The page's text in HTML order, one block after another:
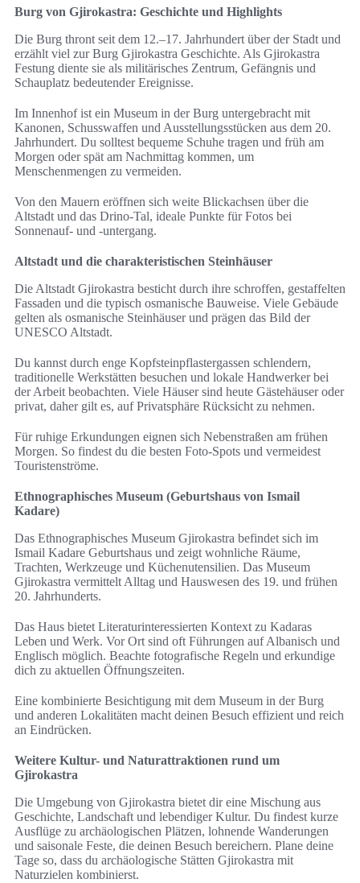
Burg von Gjirokastra: Geschichte und Highlights
Die Burg thront seit dem 12.–17. Jahrhundert über der Stadt und
erzählt viel zur Burg Gjirokastra Geschichte. Als Gjirokastra
Festung diente sie als militärisches Zentrum, Gefängnis und
Schauplatz bedeutender Ereignisse.
Im Innenhof ist ein Museum in der Burg untergebracht mit
Kanonen, Schusswaffen und Ausstellungsstücken aus dem 20.
Jahrhundert. Du solltest bequeme Schuhe tragen und früh am
Morgen oder spät am Nachmittag kommen, um
Menschenmengen zu vermeiden.
Von den Mauern eröffnen sich weite Blickachsen über die
Altstadt und das Drino-Tal, ideale Punkte für Fotos bei
Sonnenauf- und -untergang.
Altstadt und die charakteristischen Steinhäuser
Die Altstadt Gjirokastra besticht durch ihre schroffen, gestaffelten
Fassaden und die typisch osmanische Bauweise. Viele Gebäude
gelten als osmanische Steinhäuser und prägen das Bild der
UNESCO Altstadt.
Du kannst durch enge Kopfsteinpflastergassen schlendern,
traditionelle Werkstätten besuchen und lokale Handwerker bei
der Arbeit beobachten. Viele Häuser sind heute Gästehäuser oder
privat, daher gilt es, auf Privatsphäre Rücksicht zu nehmen.
Für ruhige Erkundungen eignen sich Nebenstraßen am frühen
Morgen. So findest du die besten Foto-Spots und vermeidest
Touristenströme.
Ethnographisches Museum (Geburtshaus von Ismail
Kadare)
Das Ethnographisches Museum Gjirokastra befindet sich im
Ismail Kadare Geburtshaus und zeigt wohnliche Räume,
Trachten, Werkzeuge und Küchenutensilien. Das Museum
Gjirokastra vermittelt Alltag und Hauswesen des 19. und frühen
20. Jahrhunderts.
Das Haus bietet Literaturinteressierten Kontext zu Kadaras
Leben und Werk. Vor Ort sind oft Führungen auf Albanisch und
Englisch möglich. Beachte fotografische Regeln und erkundige
dich zu aktuellen Öffnungszeiten.
Eine kombinierte Besichtigung mit dem Museum in der Burg
und anderen Lokalitäten macht deinen Besuch effizient und reich
an Eindrücken.
Weitere Kultur- und Naturattraktionen rund um
Gjirokastra
Die Umgebung von Gjirokastra bietet dir eine Mischung aus
Geschichte, Landschaft und lebendiger Kultur. Du findest kurze
Ausflüge zu archäologischen Plätzen, lohnende Wanderungen
und saisonale Feste, die deinen Besuch bereichern. Plane deine
Tage so, dass du archäologische Stätten Gjirokastra mit
Naturzielen kombinierst.